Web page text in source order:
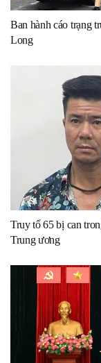
Ban hành cáo trạng
Long
Truy tố 65 bị can
Trung ương